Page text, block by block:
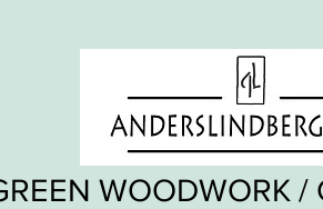
WOODWORK /